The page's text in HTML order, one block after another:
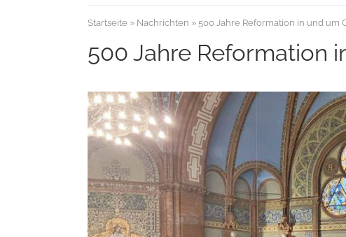
Startseite» Nachrichten » 500 Jahre Reformation in und um
500 Jahre Reformation